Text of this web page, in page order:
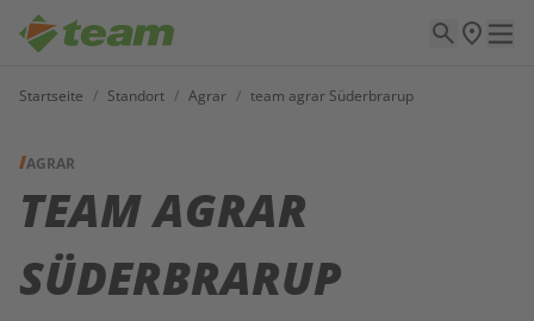
Startseite / Standort / Agrar / team agrar Süderbrarup
AGRAR
TEAM AGRAR
SÜDERBRARUP